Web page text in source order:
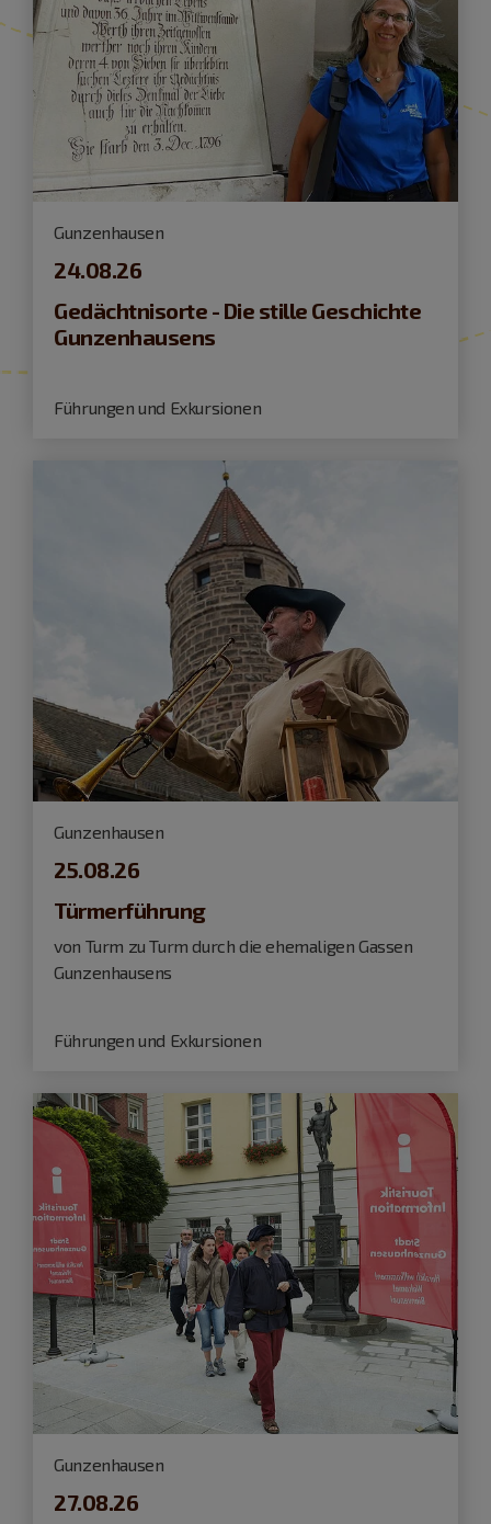
Gunzenhausen
24.08.26
Gedächtnisorte - Die stille Geschichte
Gunzenhausens
Führungen und Exkursionen
Gunzenhausen
25.08.26
Türmerführung
von Turm zu Turm durch die ehemaligen Gassen
Gunzenhausens
Führungen und Exkursionen
Gunzenhausen
27.08.26